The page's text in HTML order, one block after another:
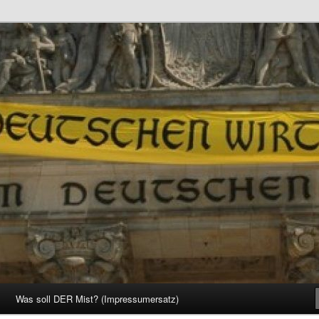
Was soll DER Mist? (Impressumersatz)